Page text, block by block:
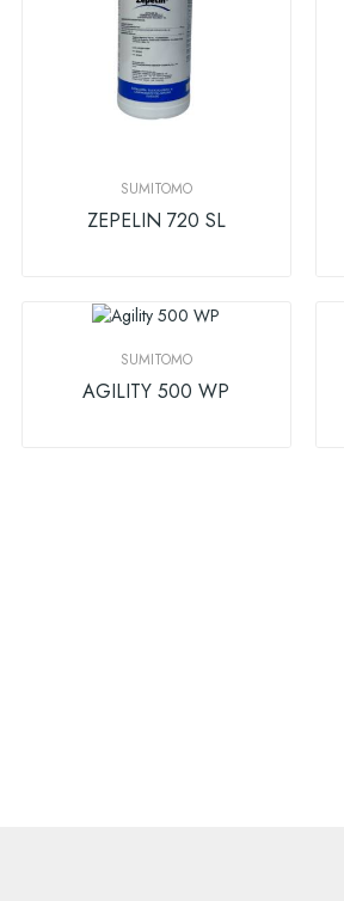
SUMITOMO
ZEPELIN 720 SL
SUMITOMO
AGILITY 500 WP